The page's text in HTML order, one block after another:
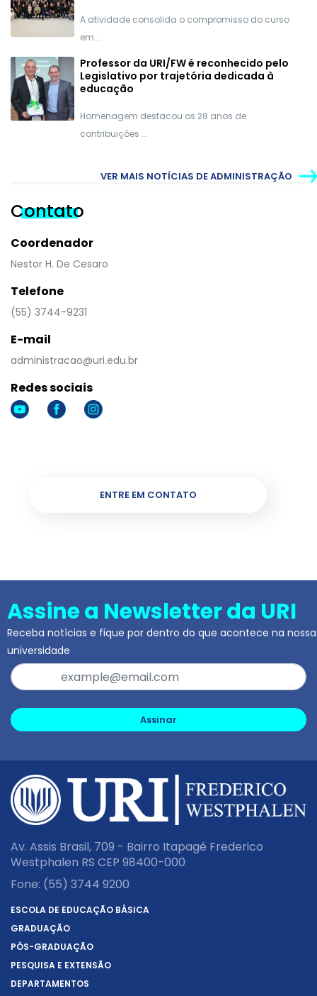
A atividade consolida o compromisso do curso
em...
Professor da URI/FW é reconhecido pelo
Legislativo por trajetória dedicada à
educação
Homenagem destacou os 28 anos de
contribuições ...
VER MAIS NOTÍCIAS DE ADMINISTRAÇÃO
Contato
Coordenador
Nestor H. De Cesaro
Telefone
(55) 3744-9231
E-mail
administracao@uri.edu.br
Redes sociais
ENTRE EM CONTATO
Assine a Newsletter da URI
Receba notícias e fique por dentro do que acontece na nossa
universidade
Assinar
Av. Assis Brasil, 709 - Bairro Itapagé Frederico
Westphalen RS CEP 98400-000
Fone: (55) 3744 9200
ESCOLA DE EDUCAÇÃO BÁSICA
GRADUAÇÃO
PÓS-GRADUAÇÃO
PESQUISA E EXTENSÃO
DEPARTAMENTOS